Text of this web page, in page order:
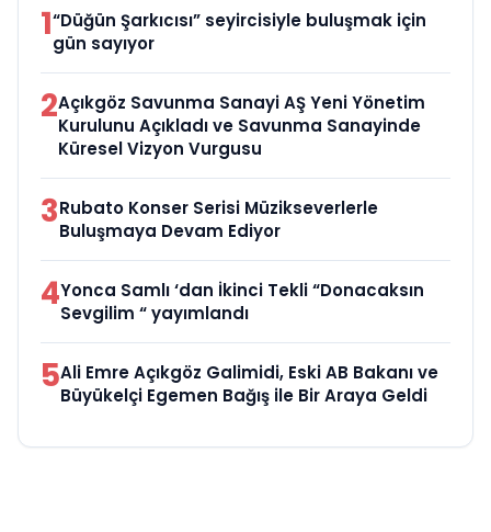
1“Düğün Şarkıcısı” seyircisiyle buluşmak için
gün sayıyor
2Açıkgöz Savunma Sanayi AŞ Yeni Yönetim
Kurulunu Açıkladı ve Savunma Sanayinde
Küresel Vizyon Vurgusu
3Rubato Konser Serisi Müzikseverlerle
Buluşmaya Devam Ediyor
4Yonca Samlı ‘dan İkinci Tekli “Donacaksın
Sevgilim “ yayımlandı
5Ali Emre Açıkgöz Galimidi, Eski AB Bakanı ve
Büyükelçi Egemen Bağış ile Bir Araya Geldi